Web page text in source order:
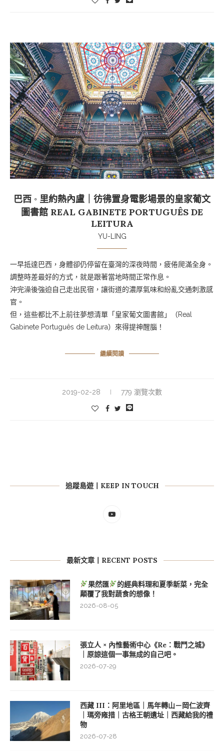
巴西 ◦ 里約熱內盧｜彷彿置身電影場景的皇家葡文
圖書館 REAL GABINETE PORTUGUÊS DE
LEITURA
YU-LING
一早抵達巴西，身體卻仍停留在臺灣的深夜時間，疲倦爬滿全身。
調整時差最好的方式，就是跟著當地時間正常作息。
沖完澡後強迫自己走出民宿，讓街道的濃厚氣味和紛亂交通刺激感
官。
但，這些都比不上前往夢想清單「皇家葡文圖書館」（Real
Gabinete Português de Leitura）來得提神醒腦！
繼續閱讀
2019-02-28 779 瀏覽次數
追蹤島遊丨KEEP IN TOUCH
最新文章丨RECENT POSTS
果然匯
的經典料理和夏季新菜，完全
顛覆了我對蔬食的想像！
2026-08-05
張立人 × 內惟藝術中心《Re：戰鬥之城》
｜原諒這個一事無成的自己吧。
2026-07-29
西藏 III：阿里地區｜馬年轉山－岡仁波齊
｜瑪旁雍措｜古格王朝遺址｜西藏給我的禮
物
2026-07-28